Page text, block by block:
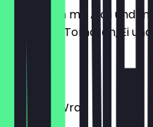
bestrichen mit Aioli und
Thunfisch, Tomaten, Ei
Aioli
€7.45
Caesar´s Wrap